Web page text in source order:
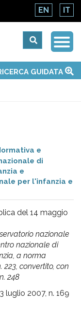
EN IT
GUIDATA
e
di
e
per l'infanzia e
del 14 maggio
nazionale
nazionale di
a norma
223, convertito, con
248
luglio 2007, n. 169